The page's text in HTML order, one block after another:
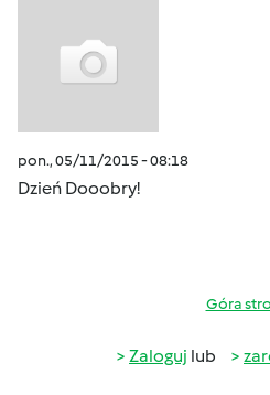
pon., 05/11/2015 - 08:18
Dzień Dooobry!
Góra
Zaloguj lub